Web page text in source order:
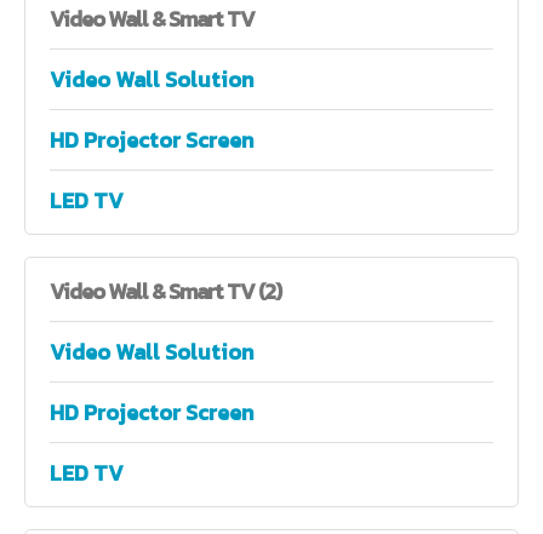
VideoWall & Smart TV
Video Wall Solution
HD Projector Screen
LED TV
VideoWall & Smart TV (2)
Video Wall Solution
HD Projector Screen
LED TV